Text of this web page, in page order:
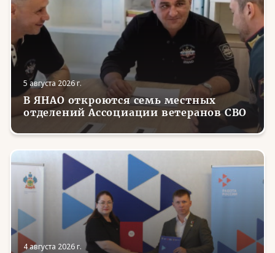
5 августа 2026 г.
В ЯНАО откроются семь местных
отделений Ассоциации ветеранов СВО
4 августа 2026 г.